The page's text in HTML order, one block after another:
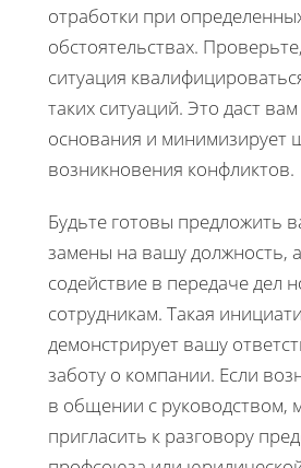
отработки при
обстоятельствах.
ситуация
таких ситуаций. Это даст
основания и минимизирует
возникновения конфликтов.
Будьте готовы предложить
замены на вашу должность,
содействие в передаче дел
сотрудникам. Такая
демонстрирует вашу
заботу о компании. Если
в общении с руководством,
пригласить к разговору